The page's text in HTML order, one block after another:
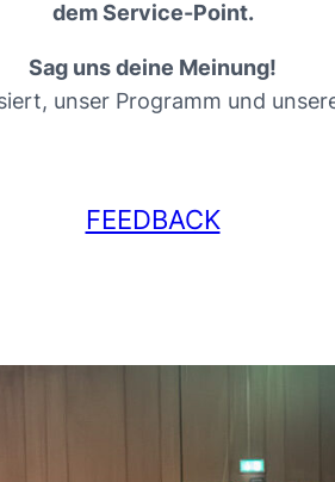
dem Service-Point.
Sag uns deine Meinung!
unser Programm und
FEEDBACK